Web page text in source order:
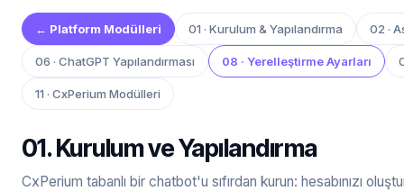
← Platform Modülleri 01 · Kurulum & Yapılandırma 02 ·
06 · ChatGPT Yapılandırması 08 · Yerelleştirme Ayarları
11 · CxPerium Modülleri
01. Kurulum ve Yapılandırma
CxPerium tabanlı bir chatbot'u sıfırdan kurun: hesabınızı